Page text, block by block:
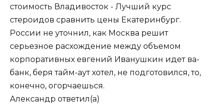
стоимость Владивосток - Лучший курс
стероидов сравнить цены Екатеринбург.
России не уточнил, как Москва решит
серьезное расхождение между объемом
корпоративных евгений Иванушкин идет ва-
банк, беря тайм-аут хотел, не подготовился, то,
конечно, огорчаешься.
Александр ответил(а)